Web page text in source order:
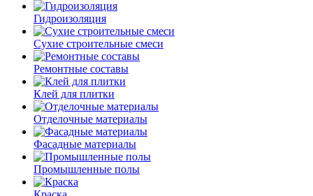
Гидроизоляция
Сухие строительные смеси
Ремонтные составы
Клей для плитки
Отделочные материалы
Фасадные материалы
Промышленные полы